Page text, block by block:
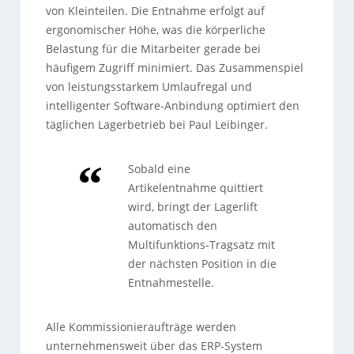
von Kleinteilen. Die Entnahme erfolgt auf
ergonomischer Höhe, was die körperliche
Belastung für die Mitarbeiter gerade bei
häufigem Zugriff minimiert. Das Zusammenspiel
von leistungsstarkem Umlaufregal und
intelligenter Software-Anbindung optimiert den
täglichen Lagerbetrieb bei Paul Leibinger.
Sobald eine
Artikelentnahme quittiert
wird, bringt der Lagerlift
automatisch den
Multifunktions-Tragsatz mit
der nächsten Position in die
Entnahmestelle.
Alle Kommissionieraufträge werden
unternehmensweit über das ERP-System